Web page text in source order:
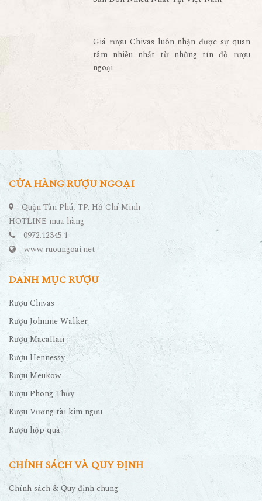
ngoại
CỬA HÀNG RƯỢU NGOẠI
Quận Tân Phú, TP. Hồ Chí Minh
HOTLINE mua hàng
0972.12345.1
www.ruoungoai.net
DANH MỤC RƯỢU
Rượu Chivas
Rượu Macallan
Rượu Hennessy
Rượu Meukow
Rượu Phong Thủy
Rượu Vương tài kim ngưu
Rượu hộp quà
CHÍNH SÁCH VÀ QUY ĐỊNH
Chính sách & Quy định chung
Chính sách bảo hành
Chính Sách Bảo Mật Thông Tin